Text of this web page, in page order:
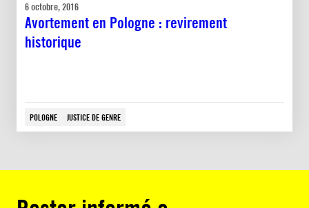
6 octobre, 2016
Avortement en Pologne : revirement
historique
POLOGNE JUSTICE DE GENRE